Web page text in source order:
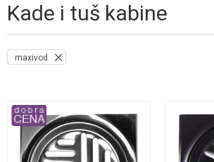
Kade i tuš kabine
maxivod